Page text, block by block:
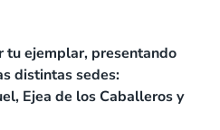
tu ejemplar, presentando
distintas sedes:
Ejea de los Caballeros y